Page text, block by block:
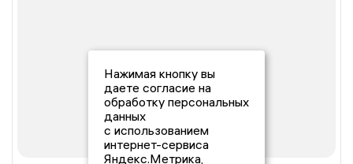
Нажимая кнопку вы
даете согласие на
обработку персональных
данных
с использованием
интернет-сервиса
Яндекс.Метрика,